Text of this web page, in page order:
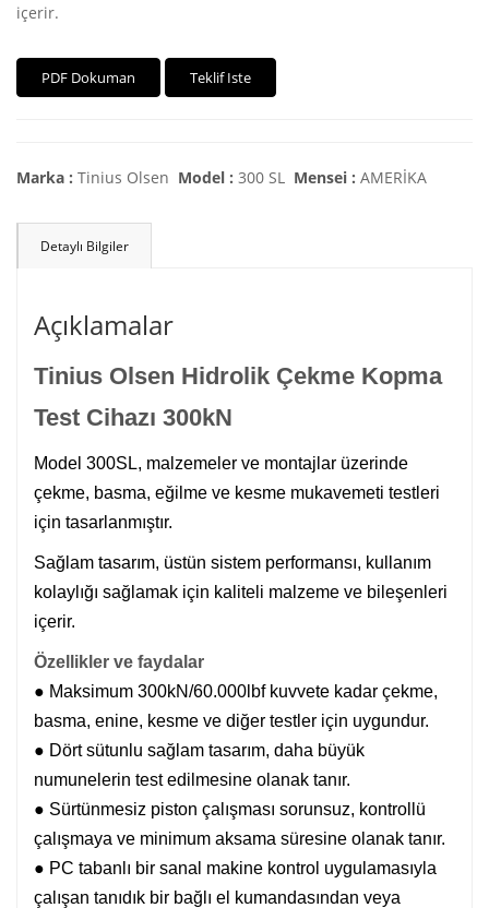
içerir.
PDF Dokuman Teklif Iste
Marka : Tinius Olsen Model : 300 SL Mensei : AMERİKA
Detaylı Bilgiler
Açıklamalar
Tinius Olsen Hidrolik Çekme Kopma
Test Cihazı 300kN
Model 300SL, malzemeler ve montajlar üzerinde
çekme, basma, eğilme ve kesme mukavemeti testleri
için tasarlanmıştır.
Sağlam tasarım, üstün sistem performansı, kullanım
kolaylığı sağlamak için kaliteli malzeme ve bileşenleri
içerir.
Özellikler ve faydalar
● Maksimum 300kN/60.000lbf kuvvete kadar çekme,
basma, enine, kesme ve diğer testler için uygundur.
● Dört sütunlu sağlam tasarım, daha büyük
numunelerin test edilmesine olanak tanır.
● Sürtünmesiz piston çalışması sorunsuz, kontrollü
çalışmaya ve minimum aksama süresine olanak tanır.
● PC tabanlı bir sanal makine kontrol uygulamasıyla
çalışan tanıdık bir bağlı el kumandasından veya